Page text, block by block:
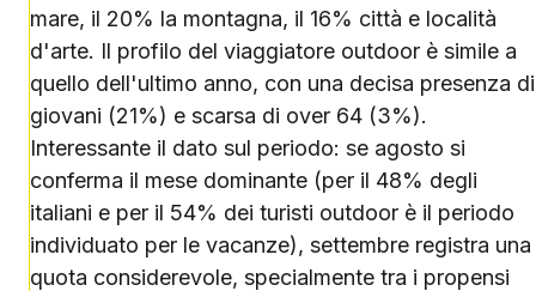
mare, il 20% la montagna, il 16% città e località
d'arte. Il profilo del viaggiatore outdoor è simile a
quello dell'ultimo anno, con una decisa presenza di
giovani (21%) e scarsa di over 64 (3%).
Interessante il dato sul periodo: se agosto si
conferma il mese dominante (per il 48% degli
italiani e per il 54% dei turisti outdoor è il periodo
individuato per le vacanze), settembre registra una
quota considerevole, specialmente tra i propensi